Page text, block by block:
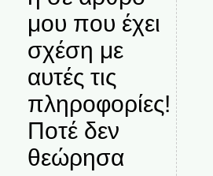
μου που έχει
σχέση με
αυτές τις
πληροφορίες!
Ποτέ δεν
θεώρησα